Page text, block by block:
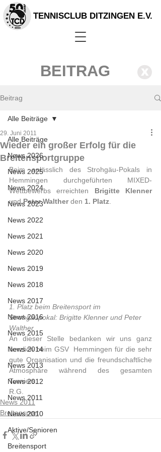
TENNISCLUB DITZINGEN E.V.
BEITRAG X
Beitrag
Alle Beiträge
News 2026
News 2025
News 2024
News 2023
News 2022
News 2021
News 2020
News 2019
News 2018
News 2017
News 2016
News 2015
News 2014
News 2013
News 2012
News 2011
News 2010
Aktive/Senioren
Breitensport
Alle Beiträge
Wieder ein großer Erfolg für die
Breitensportgruppe
29. Juni 2011
Beim anlässlich des Strohgäu-Pokals in
Hemmingen durchgeführten MIXED-
Wettbewerbs erreichten Brigitte Klenner
und Peter Walther den 1. Platz
1. Platz beim Breitensport im
Strohgäupokal: Brigitte Klenner und Peter
Walther
An dieser Stelle bedanken wir uns ganz
herzlich beim GSV  Hemmingen für die sehr
gute Organisation und die freundschaftliche
Atmosphäre während des gesamten
Turniers.
R.G.
News 2011
Breitensport